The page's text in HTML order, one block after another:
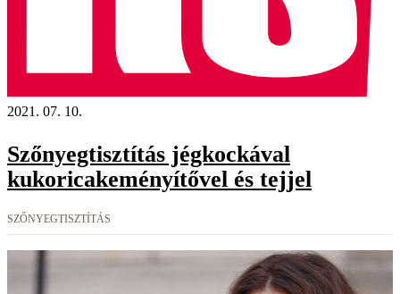
2021. 07. 10.
Szőnyegtisztítás jégkockával
kukoricakeményítővel és tejjel
SZŐNYEGTISZTÍTÁS